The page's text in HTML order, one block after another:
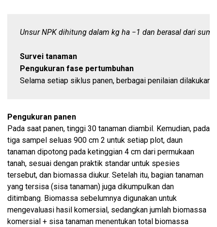
Unsur NPK dihitung dalam kg ha −1 dan berasal dari
Survei tanaman
Pengukuran fase pertumbuhan
Selama setiap siklus panen, berbagai penilaian dilakukan
Pengukuran panen
Pada saat panen, tinggi 30 tanaman diambil. Kemudian, pada
tiga sampel seluas 900 cm 2 untuk setiap plot, daun
tanaman dipotong pada ketinggian 4 cm dari permukaan
tanah, sesuai dengan praktik standar untuk spesies
tersebut, dan biomassa diukur. Setelah itu, bagian tanaman
yang tersisa (sisa tanaman) juga dikumpulkan dan
ditimbang. Biomassa sebelumnya digunakan untuk
mengevaluasi hasil komersial, sedangkan jumlah biomassa
komersial + sisa tanaman menentukan total biomassa